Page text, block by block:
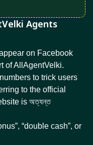
Agents
on Facebook
of AllAgentVelki.
to trick users
to the official
is অত্যন্ত
“double cash”, or